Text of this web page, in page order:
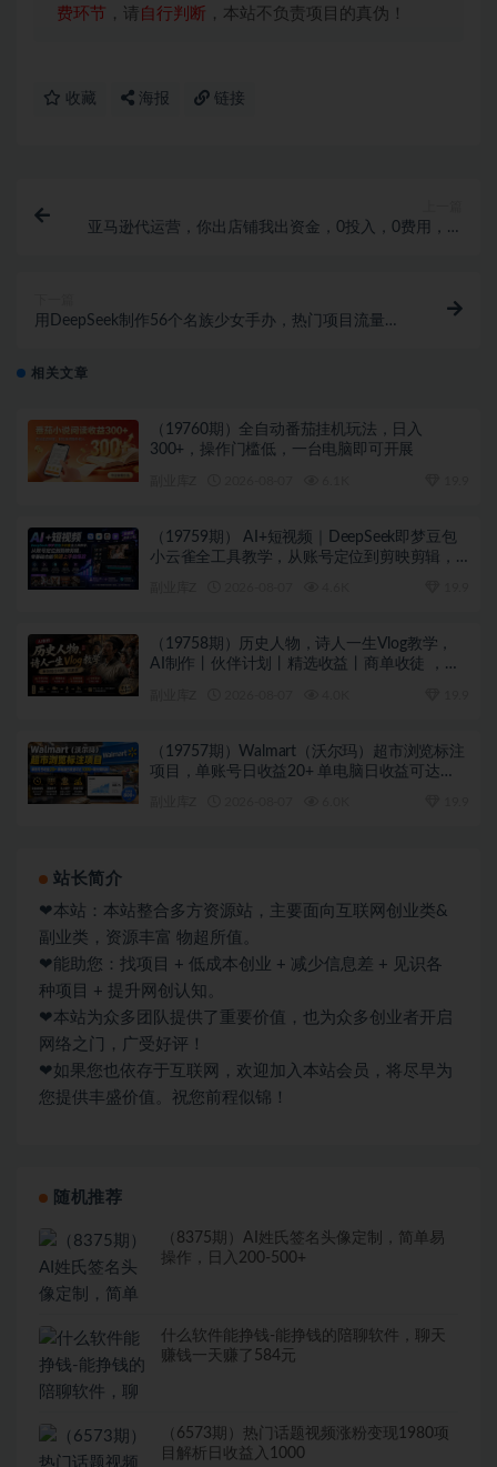
费环节 ，请 自行判断 ，本站不负责项目的真伪！
收藏 海报 链接
亚马逊代运营，你出店铺我出资金，0投入，0费用，无
用DeepSeek制作56个名族少女手办，热门项目流量暴
相关文章
（19760期）全自动番茄挂机玩法，日入
300+，操作门槛低，一台电脑即可开展
（19759期） AI+短视频｜DeepSeek即梦豆包
小云雀全工具教学，从账号定位到剪映剪辑，
（19758期）历史人物，诗人一生Vlog教学，
AI制作丨伙伴计划丨精选收益丨商单收徒 ，新
（19757期）Walmart（沃尔玛）超市浏览标注
项目，单账号日收益20+ 单电脑日收益可达
站长简介
❤本站：本站整合多方资源站，主要面向互联网创业类&
副业类，资源丰富 物超所值。
❤能助您：找项目 + 低成本创业 + 减少信息差 + 见识各
种项目 + 提升网创认知。
❤本站为众多团队提供了重要价值，也为众多创业者开启
网络之门，广受好评！
❤如果您也依存于互联网，欢迎加入本站会员，将尽早为
您提供丰盛价值。祝您前程似锦！
随机推荐
（8375期）AI姓氏签名头像定制，简单易
操作，日入200-500+
什么软件能挣钱-能挣钱的陪聊软件，聊天
赚钱一天赚了584元
（6573期）热门话题视频涨粉变现1980项
目解析日收益入1000